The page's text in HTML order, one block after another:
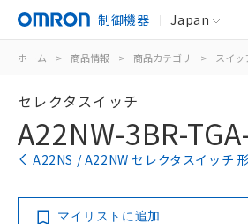
制御機器 Japan
ホーム > 商品情報 > 商品カテゴリ > スイッ
セレクタスイッチ
A22NW-3BR-
A22NS / A22NW セレクタスイッチ
マイリストに追加